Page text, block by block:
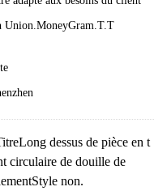
Union.MoneyGram.T.T
dessus de pièce en t
circulaire de douille de
non.